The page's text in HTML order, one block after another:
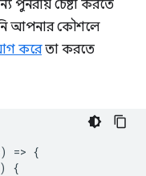
পুনরায় চেষ্টা করতে
আপনার কৌশলে
করেতা করতে
=> {
)
{